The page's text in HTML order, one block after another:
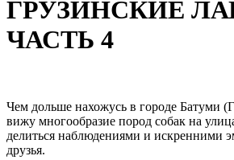
ГРУЗИНСКИЕ
ЧАСТЬ 4
Чем дольше нахожусь в городе Батуми
вижу многообразие пород собак на
делиться наблюдениями и искренними
друзья.